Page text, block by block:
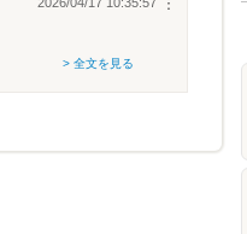
︙
> 全文を見る